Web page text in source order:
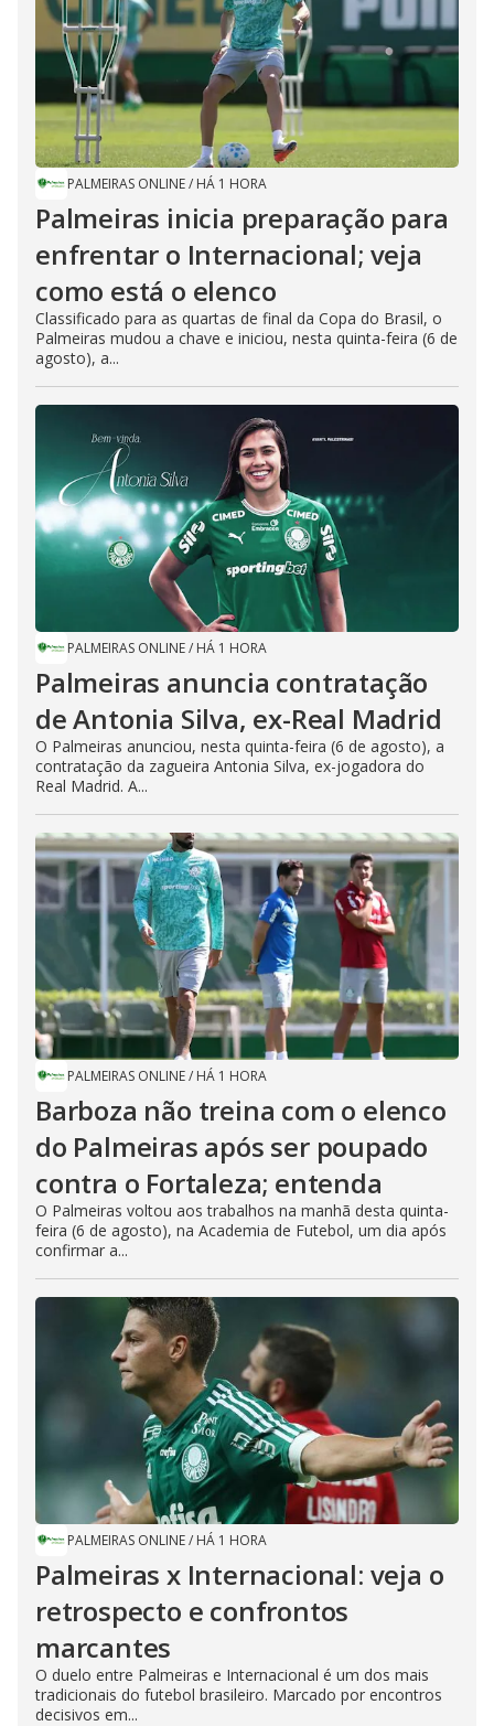
PALMEIRAS ONLINE/ HÁ 1 HORA
Palmeiras inicia preparação para
enfrentar o Internacional; veja
como está o elenco
Classificado para as quartas de final da Copa do Brasil, o
Palmeiras mudou a chave e iniciou, nesta quinta-feira (6 de
agosto), a...
PALMEIRAS ONLINE/ HÁ 1 HORA
Palmeiras anuncia contratação
de Antonia Silva, ex-Real Madrid
O Palmeiras anunciou, nesta quinta-feira (6 de agosto), a
contratação da zagueira Antonia Silva, ex-jogadora do
Real Madrid. A...
PALMEIRAS ONLINE/ HÁ 1 HORA
Barboza não treina com o elenco
do Palmeiras após ser poupado
contra o Fortaleza; entenda
O Palmeiras voltou aos trabalhos na manhã desta quinta-
feira (6 de agosto), na Academia de Futebol, um dia após
confirmar a...
PALMEIRAS ONLINE/ HÁ 1 HORA
Palmeiras x Internacional: veja o
retrospecto e confrontos
marcantes
O duelo entre Palmeiras e Internacional é um dos mais
tradicionais do futebol brasileiro. Marcado por encontros
decisivos em...